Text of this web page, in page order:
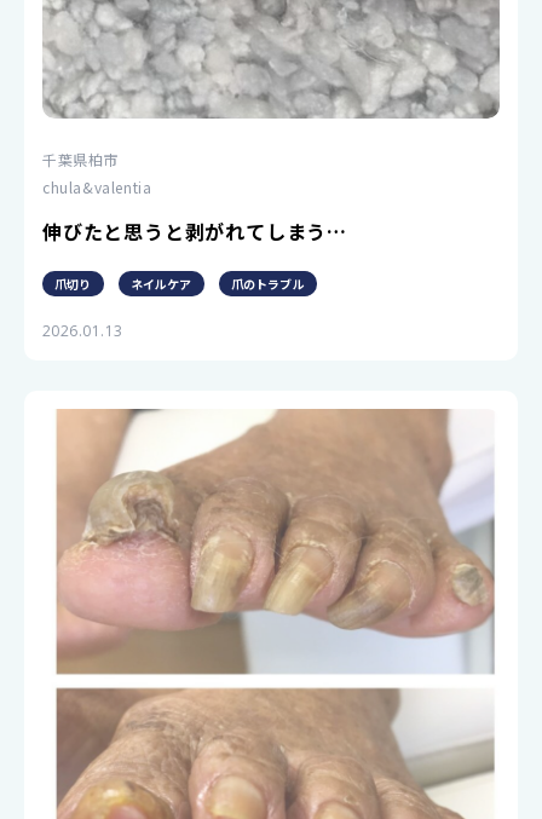
千葉県柏市
chula&valentia
伸びたと思うと剥がれてしまう…
爪切り ネイルケア 爪のトラブル
2026.01.13